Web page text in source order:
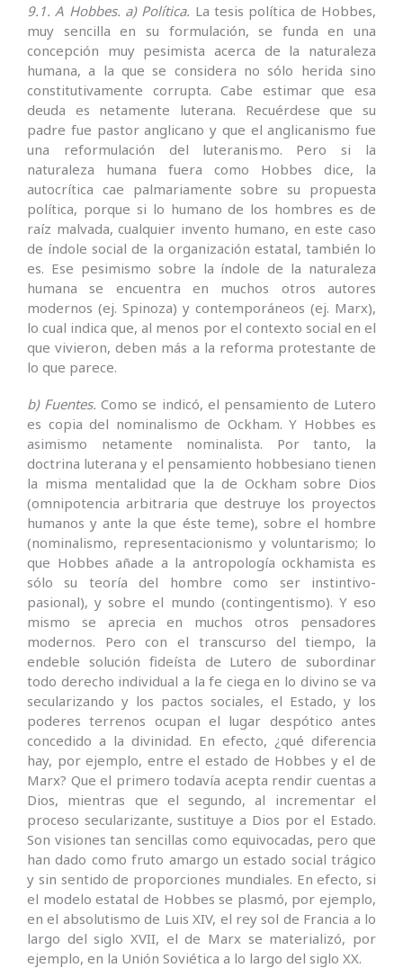
9.1. A Hobbes. a) Política. La tesis política de Hobbes,
muy sencilla en su formulación, se funda en una
concepción muy pesimista acerca de la naturaleza
humana, a la que se considera no sólo herida sino
constitutivamente corrupta. Cabe estimar que esa
deuda es netamente luterana. Recuérdese que su
padre fue pastor anglicano y que el anglicanismo fue
una reformulación del luteranismo. Pero si la
naturaleza humana fuera como Hobbes dice, la
autocrítica cae palmariamente sobre su propuesta
política, porque si lo humano de los hombres es de
raíz malvada, cualquier invento humano, en este caso
de índole social de la organización estatal, también lo
es. Ese pesimismo sobre la índole de la naturaleza
humana se encuentra en muchos otros autores
modernos (ej. Spinoza) y contemporáneos (ej. Marx),
lo cual indica que, al menos por el contexto social en el
que vivieron, deben más a la reforma protestante de
lo que parece.
b) Fuentes. Como se indicó, el pensamiento de Lutero
es copia del nominalismo de Ockham. Y Hobbes es
asimismo netamente nominalista. Por tanto, la
doctrina luterana y el pensamiento hobbesiano tienen
la misma mentalidad que la de Ockham sobre Dios
(omnipotencia arbitraria que destruye los proyectos
humanos y ante la que éste teme), sobre el hombre
(nominalismo, representacionismo y voluntarismo; lo
que Hobbes añade a la antropología ockhamista es
sólo su teoría del hombre como ser instintivo-
pasional), y sobre el mundo (contingentismo). Y eso
mismo se aprecia en muchos otros pensadores
modernos. Pero con el transcurso del tiempo, la
endeble solución fideísta de Lutero de subordinar
todo derecho individual a la fe ciega en lo divino se va
secularizando y los pactos sociales, el Estado, y los
poderes terrenos ocupan el lugar despótico antes
concedido a la divinidad. En efecto, ¿qué diferencia
hay, por ejemplo, entre el estado de Hobbes y el de
Marx? Que el primero todavía acepta rendir cuentas a
Dios, mientras que el segundo, al incrementar el
proceso secularizante, sustituye a Dios por el Estado.
Son visiones tan sencillas como equivocadas, pero que
han dado como fruto amargo un estado social trágico
y sin sentido de proporciones mundiales. En efecto, si
el modelo estatal de Hobbes se plasmó, por ejemplo,
en el absolutismo de Luis XIV, el rey sol de Francia a lo
largo del siglo XVII, el de Marx se materializó, por
ejemplo, en la Unión Soviética a lo largo del siglo XX.